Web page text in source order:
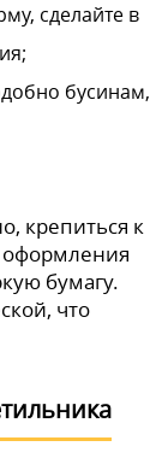
сделайте в
бусинам,
крепиться к
бумагу.
что